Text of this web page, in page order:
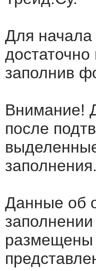
Для
заполнив
Внимание!
после
заполнения.
Данные об
размещены